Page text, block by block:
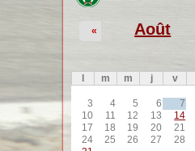
Août
«
m m j v
3
4 5 6 7
10
11 12 13 14
17
18 19 20 21
24
25 26 27 28